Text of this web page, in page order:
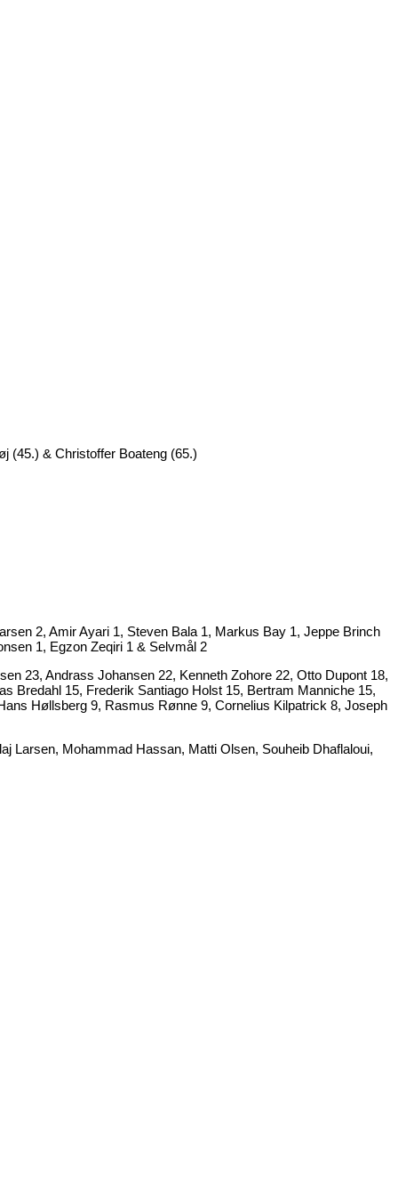
(45.) & Christoffer Boateng (65.)
2, Amir Ayari 1, Steven Bala 1, Markus Bay 1, Jeppe Brinch
1, Egzon Zeqiri 1 & Selvmål 2
23, Andrass Johansen 22, Kenneth Zohore 22, Otto Dupont 18,
Bredahl 15, Frederik Santiago Holst 15, Bertram Manniche 15,
Høllsberg 9, Rasmus Rønne 9, Cornelius Kilpatrick 8, Joseph
Larsen, Mohammad Hassan, Matti Olsen, Souheib Dhaflaloui,